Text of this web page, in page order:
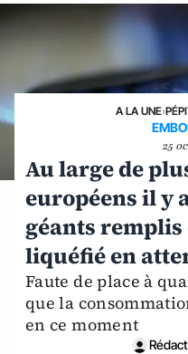
A LA UNE›
25
Au large de
européens il y
géants
liquéfié en
Faute de place à
que la
en ce moment